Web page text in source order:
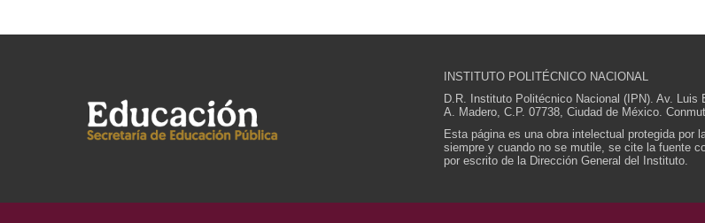
INSTITUTO POLITÉCNICO NACIONAL
D.R. Instituto Politécnico Nacional (IPN). Av.
A. Madero, C.P. 07738, Ciudad de México.
Esta página es una obra intelectual protegida por
siempre y cuando no se mutile, se cite la fuente
por escrito de la Dirección General del Instituto.